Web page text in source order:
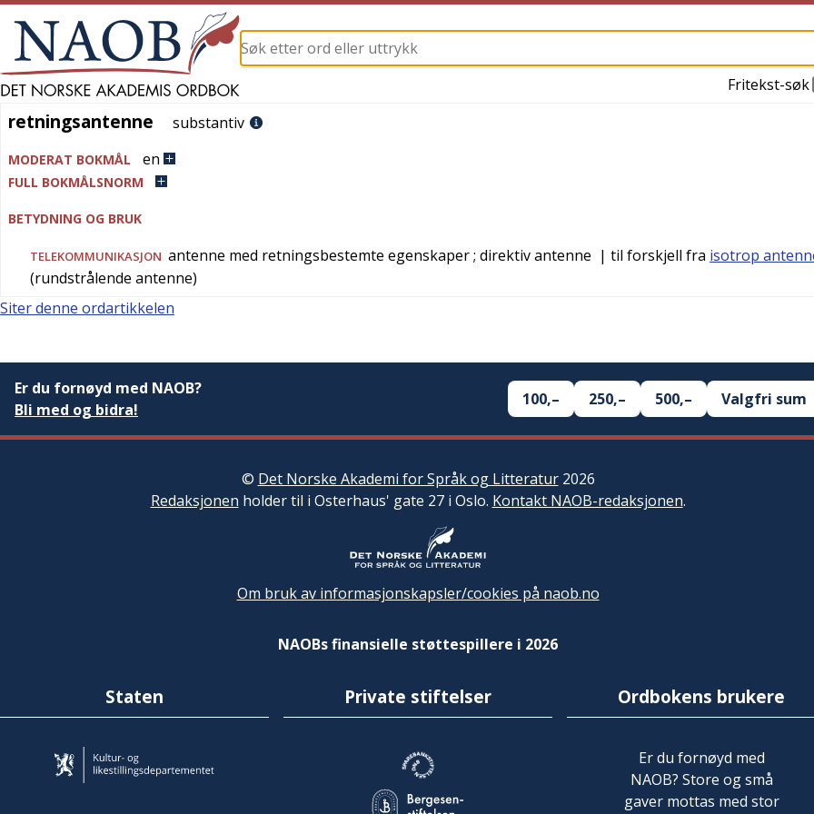
Fritekst-søk
retningsantenne
retningsantenne substantiv
MODERAT BOKMÅL en
FULL BOKMÅLSNORM
BETYDNING OG BRUK
TELEKOMMUNIKASJON antenne med retningsbestemte egenskaper; direktiv antenne | til forskjell fra isotrop
(rundstrålende antenne)
Siter denne ordartikkelen
Er du fornøyd med NAOB?
Bli med og bidra!
100,– 250,– 500,– Valgfri sum
© Det Norske Akademi for Språk og Litteratur2026
Redaksjonen holder til i Osterhaus' gate 27 i Oslo. Kontakt NAOB-redaksjonen.
Om bruk av informasjonskapsler/cookies på naob.no
NAOBs finansielle støttespillere i 2026
Staten Private stiftelser Ordbokens brukere
Er du fornøyd med
NAOB? Store og små
gaver mottas med stor